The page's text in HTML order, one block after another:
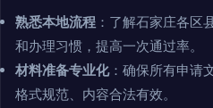
熟悉本地流程 ：了解石家庄各区
和办理习惯，提高一次通过率。
材料准备专业化：确保所有申请
格式规范、内容合法有效。